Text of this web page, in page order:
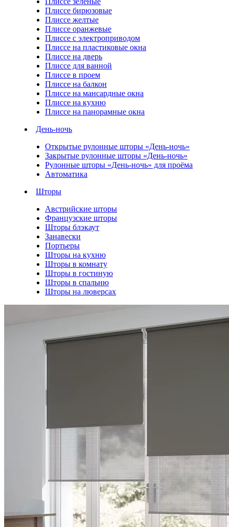
Плиссе бирюзовые
Плиссе желтые
Плиссе оранжевые
Плиссе с электроприводом
Плиссе на пластиковые окна
Плиссе на дверь
Плиссе для ванной
Плиссе в проем
Плиссе на балкон
Плиссе на мансардные окна
Плиссе на кухню
Плиссе на панорамные окна
День-ночь
Открытые рулонные шторы «День-ночь»
Закрытые рулонные шторы «День-ночь»
Рулонные шторы «День-ночь» для проёма
Автоматика
Шторы
Австрийские шторы
Французские шторы
Шторы блэкаут
Занавески
Портьеры
Шторы на кухню
Шторы в комнату
Шторы в гостиную
Шторы в спальню
Шторы на люверсах